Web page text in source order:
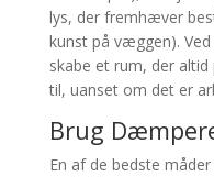
lys, der fremhæver
kunst på væggen).
skabe et rum, der
til, uanset om det er
Brug
En af de bedste